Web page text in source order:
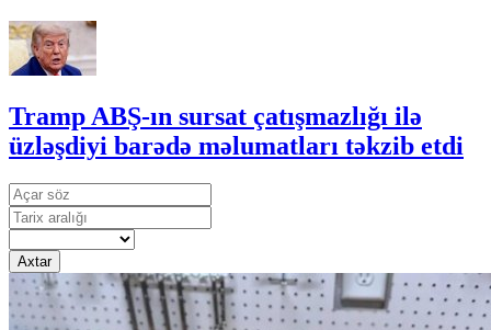
Tramp ABŞ-ın sursat çatışmazlığı ilə
üzləşdiyi barədə məlumatları təkzib etdi
Axtar